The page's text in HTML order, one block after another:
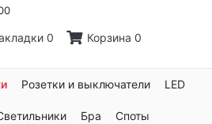
0 Корзина 0
Розетки и выключатели LED
Бра Споты